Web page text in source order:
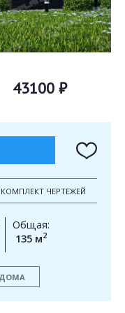
43100 ₽
ЧЕРТЕЖЕЙ
Общая:
135 м2
ДОМА
данных
данных
PolicyandTerms of Service